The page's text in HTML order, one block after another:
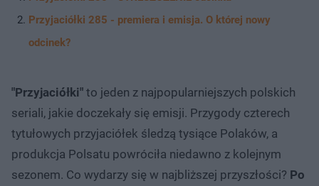
Przyjaciółki 285 - premiera i emisja. O której nowy
odcinek?
"Przyjaciółki" to jeden z najpopularniejszych polskich
seriali, jakie doczekały się emisji. Przygody czterech
tytułowych przyjaciółek śledzą tysiące Polaków, a
produkcja Polsatu powróciła niedawno z kolejnym
sezonem. Co wydarzy się w najbliższej przyszłości? Po